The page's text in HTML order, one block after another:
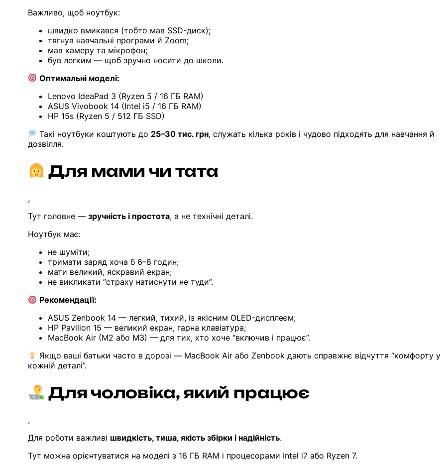
Важливо, щоб ноутбук:
швидко вмикався (тобто мав SSD-диск);
тягнув навчальні програми й Zoom;
мав камеру та мікрофон;
був легким — щоб зручно носити до школи.
Оптимальні моделі:
Lenovo IdeaPad 3 (Ryzen 5 / 16 ГБ RAM)
ASUS Vivobook 14 (Intel i5 / 16 ГБ RAM)
HP 15s (Ryzen 5 / 512 ГБ SSD)
Такі ноутбуки коштують до25–30 тис. грн, служать кілька років і чудово підходять для навчання й
дозвілля.
Для мами чи тата
,
Тут головне — зручність і простота, а не технічні деталі.
Ноутбук має:
не шуміти;
тримати заряд хоча б 6–8 годин;
мати великий, яскравий екран;
не викликати “страху натиснути не туди”.
Рекомендації:
ASUS Zenbook 14 — легкий, тихий, із якісним OLED-дисплеєм;
HP Pavilion 15 — великий екран, гарна клавіатура;
MacBook Air (M2 або M3) — для тих, хто хоче “включив і працює”.
Якщо ваші батьки часто в дорозі — MacBook Air або Zenbook дають справжнє відчуття “комфорту у
кожній деталі”.
Для чоловіка, який працює
,
Для роботи важливі швидкість, тиша, якість збірки і надійність.
Тут можна орієнтуватися на моделі з 16 ГБ RAM і процесорами Intel i7 або Ryzen 7.